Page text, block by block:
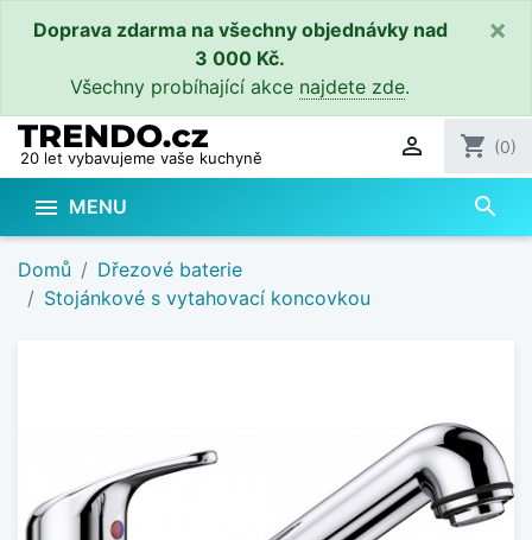
Doprava zdarma na všechny objednávky nad
3 000 Kč.
Všechny probíhající akce najdete zde.
×
20 let vybavujeme vaše kuchyně  shopping_cart (0)
 MENU search
Domů
Dřezové baterie
Stojánkové s vytahovací koncovkou